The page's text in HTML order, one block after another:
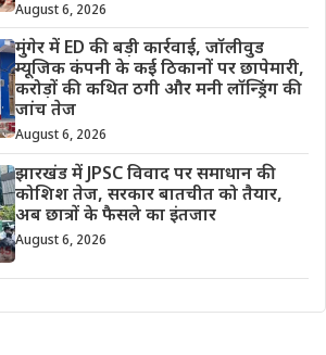
August 6, 2026
मुंगेर में ED की बड़ी कार्रवाई, जॉलीवुड
म्यूजिक कंपनी के कई ठिकानों पर छापेमारी,
करोड़ों की कथित ठगी और मनी लॉन्ड्रिंग की
जांच तेज
August 6, 2026
झारखंड में JPSC विवाद पर समाधान की
कोशिश तेज, सरकार बातचीत को तैयार,
अब छात्रों के फैसले का इंतजार
August 6, 2026